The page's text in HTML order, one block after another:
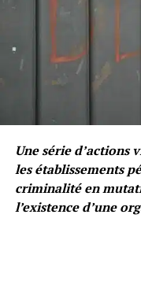
Une série d’actions
les établissements
criminalité en
l’existence d’une